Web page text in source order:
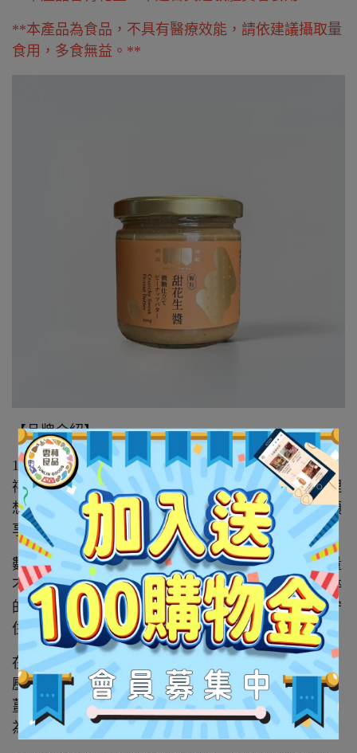
**本產品為食品，不具有醫療效能，請依建議攝取量
食用，多食無益。**
【品牌介紹】
1951 年創立於雲林土庫的順成油廠 ，由總鋪師「阿
禧師」王金常老先生因對料理的講究，為做出心中理
想的麻油而創立。他希望用心做的好油能讓大家順順
享用、順順成功，因此取名「順成」。
數十年來，我們堅持傳統冷壓的繁複工法，雖然產量
不多，但「慢慢順順」的製程，更能保留油品最純粹
的營養與風味。如今第三代偉盛延續阿公的堅持，守
住順成的好味道。
在傳統基礎上，我們也不斷創新。2020 年推出以冷
壓苦茶油為基底的東方 香料油系列 ，將蒜頭、老
薑、辣椒、迷迭香浸入黃金油體中，釋放純粹辛香，
為料理添上全新的層次。